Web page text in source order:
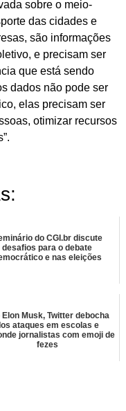
sobre o meio-
das cidades e
são informações
e precisam ser
que está sendo
dados não pode ser
elas precisam ser
otimizar recursos
do CGI.br discute
desafios para o debate
e nas eleições
Elon Musk, Twitter debocha
ataques em escolas e
jornalistas com emoji de
fezes